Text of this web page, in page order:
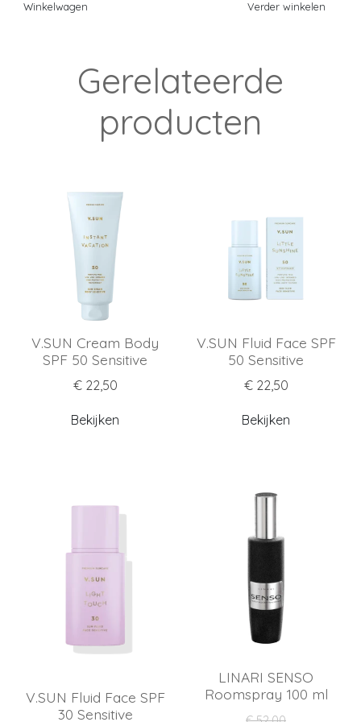
Winkelwagen Verder winkelen
Gerelateerde
producten
V.SUN Cream Body
SPF 50 Sensitive
€ 22,50
Bekijken
V.SUN Fluid Face SPF
50 Sensitive
€ 22,50
Bekijken
V.SUN Fluid Face SPF
30 Sensitive
LINARI SENSO
Roomspray 100 ml